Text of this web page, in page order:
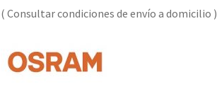
( Consultar condiciones de envío a domicilio )